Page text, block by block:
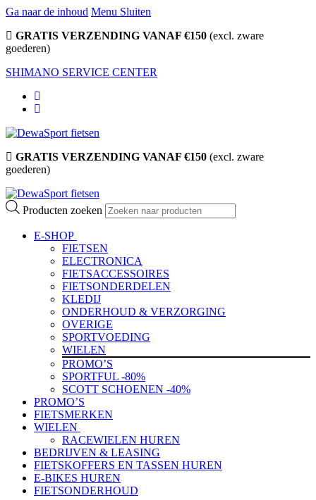
Ga naar de inhoud Menu Sluiten
GRATIS VERZENDING VANAF €150 (excl. zware
goederen)
SHIMANO SERVICE CENTER
GRATIS VERZENDING VANAF €150 (excl. zware
goederen)
Producten zoeken
E-SHOP
FIETSEN
ELECTRONICA
FIETSACCESSOIRES
FIETSONDERDELEN
KLEDIJ
ONDERHOUD & VERZORGING
OVERIGE
SPORTVOEDING
WIELEN
PROMO’S
SPORTFUL -80%
SCOTT SCHOENEN -40%
PROMO’S
FIETSMERKEN
WIELEN
RACEWIELEN HUREN
BEDRIJVEN & LEASING
FIETSKOFFERS EN TASSEN HUREN
E-BIKES HUREN
FIETSONDERHOUD